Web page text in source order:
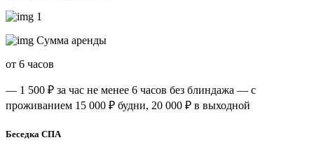
1
Сумма аренды
от 6 часов
— 1 500 ₽ за час не менее 6 часов без блиндажа — c
проживанием 15 000 ₽ будни, 20 000 ₽ в выходной
Беседка СПА